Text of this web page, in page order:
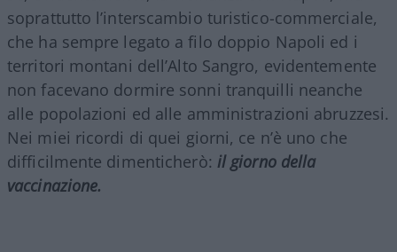
soprattutto l’interscambio turistico-commerciale,
che ha sempre legato a filo doppio Napoli ed i
territori montani dell’Alto Sangro, evidentemente
non facevano dormire sonni tranquilli neanche
alle popolazioni ed alle amministrazioni abruzzesi.
Nei miei ricordi di quei giorni, ce n’è uno che
difficilmente dimenticherò: il giorno della
vaccinazione.